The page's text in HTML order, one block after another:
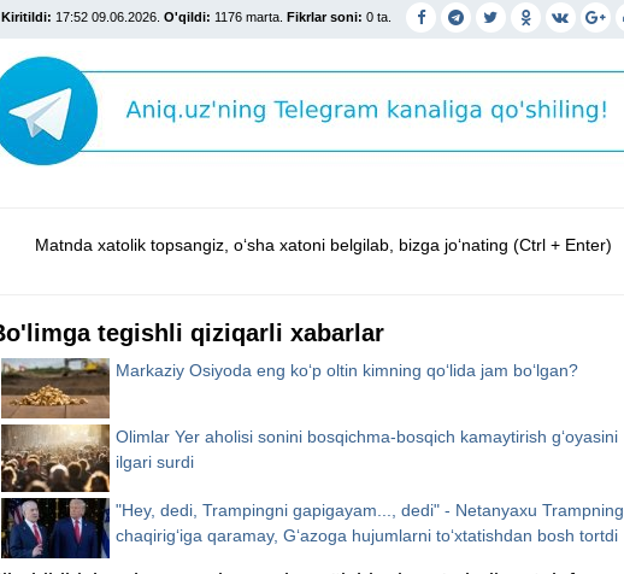
Kiritildi: 17:52 09.06.2026. O'qildi: 1176 marta. Fikrlar soni: 0 ta.
Matnda xatolik topsangiz, o‘sha xatoni belgilab, bizga jo‘nating (Ctrl + Enter)
tegishli qiziqarli xabarlar
Markaziy Osiyoda eng ko‘p oltin kimning qo‘lida jam bo‘lgan?
Olimlar Yer aholisi sonini bosqichma-bosqich kamaytirish g‘oyasini
ilgari surdi
"Hey, dedi, Trampingni gapigayam..., dedi" - Netanyaxu Trampning
chaqirig‘iga qaramay, G‘azoga hujumlarni to‘xtatishdan bosh tortdi